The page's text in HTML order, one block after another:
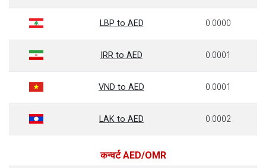
LBP to AED 0.0000
IRR to AED 0.0001
VND to AED 0.0001
LAK to AED 0.0002
कन्वर्ट AED/OMR